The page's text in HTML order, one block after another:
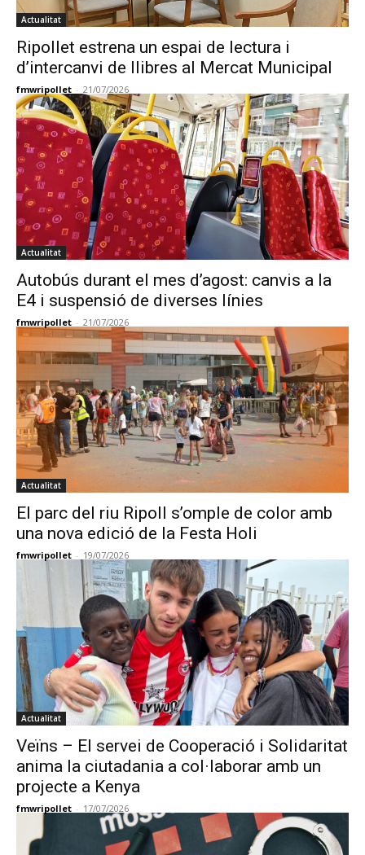
Actualitat
Ripollet estrena un espai de lectura i
d’intercanvi de llibres al Mercat Municipal
fmwripollet - 21/07/2026
Actualitat
Autobús durant el mes d’agost: canvis a la
E4 i suspensió de diverses línies
fmwripollet - 21/07/2026
Actualitat
El parc del riu Ripoll s’omple de color amb
una nova edició de la Festa Holi
fmwripollet - 19/07/2026
Actualitat
Veïns – El servei de Cooperació i Solidaritat
anima la ciutadania a col·laborar amb un
projecte a Kenya
fmwripollet - 17/07/2026